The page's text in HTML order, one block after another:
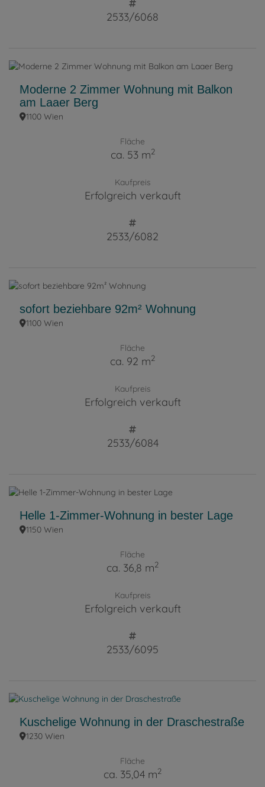
2533/6068
Moderne 2 Zimmer Wohnung mit Balkon
am Laaer Berg
1100 Wien
Fläche
ca. 53 m2
Kaufpreis
Erfolgreich verkauft
2533/6082
sofort beziehbare 92m² Wohnung
1100 Wien
Fläche
ca. 92 m2
Kaufpreis
Erfolgreich verkauft
2533/6084
Helle 1-Zimmer-Wohnung in bester Lage
1150 Wien
Fläche
ca. 36,8 m2
Kaufpreis
Erfolgreich verkauft
2533/6095
Kuschelige Wohnung in der Draschestraße
1230 Wien
Fläche
ca. 35,04 m2